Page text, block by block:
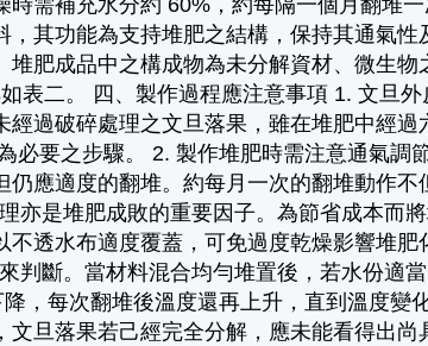
需補充水分約 60%，約每隔一個月翻堆
其功能為支持堆肥之結構，保持其通氣
肥成品中之構成物為未分解資材、微生
表二。 四、製作過程應注意事項 1. 文旦
過破碎處理之文旦落果，雖在堆肥中經過
必要之步驟。 2. 製作堆肥時需注意通氣調
應適度的翻堆。約每月一次的翻堆動作不
亦是堆肥成敗的重要因子。為節省成本而
透水布適度覆蓋，可免過度乾燥影響堆肥
判斷。當材料混合均勻堆置後，若水份適
，每次翻堆後溫度還再上升，直到溫度變
旦落果若己經完全分解，應未能看得出尚